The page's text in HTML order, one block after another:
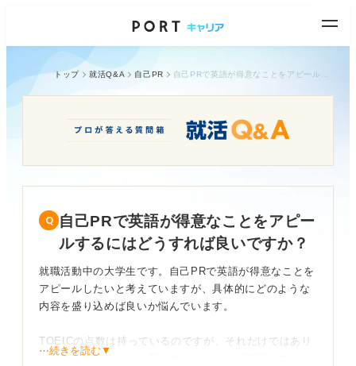
トップ 就活Q&A 自己PR
自己PRで英語が得意なことをアピー
ルするにはどうすれば良いですか？
就職活動中の大学生です。自己PRで英語が得意なことを
アピールしたいと考えていますが、具体的にどのような
内容を盛り込めば良いか悩んでいます。
TOEICの点数は持っているのですが、それだけではあり
きたりな気がして、企業の方に「この人は英語を本当に
⋯続きを読む▼